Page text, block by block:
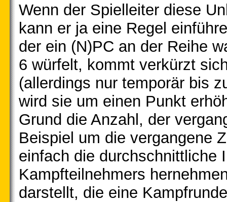
Wenn der Spielleiter diese
kann er ja eine Regel
der ein (N)PC an der Reihe
6 würfelt, kommt verkürzt
(allerdings nur temporär bis
wird sie um einen Punkt
Grund die Anzahl, der
Beispiel um die vergangene
einfach die durchschnittliche
Kampfteilnehmers
darstellt, die eine